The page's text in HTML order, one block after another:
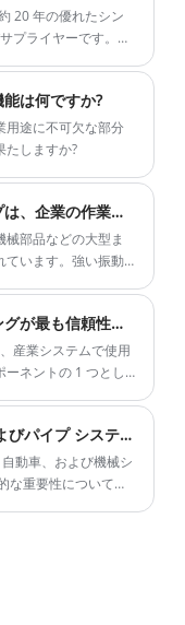
20 年の優れたシン
プライヤーです。私
わり、ビジネス銅
ます。常に高品質の
は何ですか?
用途に不可欠な部分
たしますか?
耐久性の高いインターロッククランプは、企業の作業効率の向上に役立ちます
部品などの大型ま
ています。強い振動
ヨーロッパタイプのクローカップリングが最も信頼性の高い産業用電力伝送ソリューションである理由は何ですか?
産業システムで使用
ネントの 1 つとし
な役割を果たしま スパイラル クランプが現代の産業およびパイプ システムに不可欠である理由は何ですか?
動車、および機械シ
な重要性について説
す。また、エンジ
意思決定を行える